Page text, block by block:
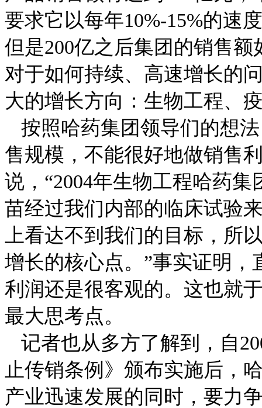
要求它以每年10%-15%的速
但是200亿之后集团的销售额
对于如何持续、高速增长的
大的增长方向：生物工程、
按照哈药集团领导们的想
售规模，不能很好地做销售
说，“2004年生物工程哈药集
苗经过我们内部的临床试验
上看达不到我们的目标，所
增长的核心点。”事实证明
利润还是很客观的。这也就
最大思考点。
记者也从多方了解到，自
止传销条例》颁布实施后，
产业迅速发展的同时，要力